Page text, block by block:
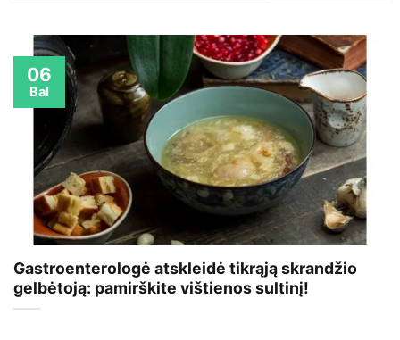
Gastroenterologė atskleidė tikrąją skrandžio
gelbėtoją: pamirškite vištienos sultinį!
06
Bal